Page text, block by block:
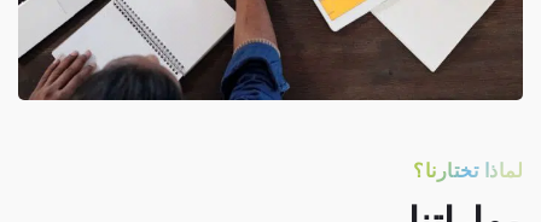
لماذا تختارنا؟